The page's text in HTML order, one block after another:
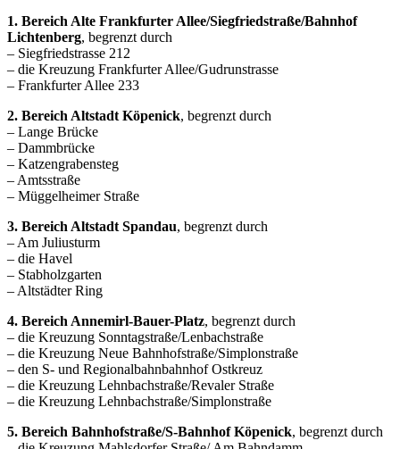
1. Bereich Alte Frankfurter Allee/Siegfriedstraße/Bahnhof
Lichtenberg, begrenzt durch
– Siegfriedstrasse 212
– die Kreuzung Frankfurter Allee/Gudrunstrasse
– Frankfurter Allee 233
2. Bereich Altstadt Köpenick, begrenzt durch
– Lange Brücke
– Dammbrücke
– Katzengrabensteg
– Amtsstraße
– Müggelheimer Straße
3. Bereich Altstadt Spandau, begrenzt durch
– Am Juliusturm
– die Havel
– Stabholzgarten
– Altstädter Ring
4. Bereich Annemirl-Bauer-Platz, begrenzt durch
– die Kreuzung Sonntagstraße/Lenbachstraße
– die Kreuzung Neue Bahnhofstraße/Simplonstraße
– den S- und Regionalbahnbahnhof Ostkreuz
– die Kreuzung Lehnbachstraße/Revaler Straße
– die Kreuzung Lehnbachstraße/Simplonstraße
5. Bereich Bahnhofstraße/S-Bahnhof Köpenick, begrenzt durch